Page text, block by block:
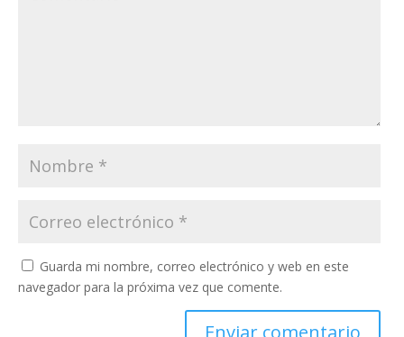
Guarda mi nombre, correo electrónico y web en este
navegador para la próxima vez que comente.